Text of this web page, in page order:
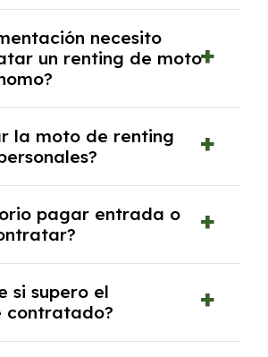
rápida» suelen estar
Otros modelos pueden
según el fabricante.
para información
necesito
un renting de moto
tu DNI, modelo 130 e
Nosotros gestionamos todo
correspondientes para
la moto de renting
laborales como personales,
utilidad día a día.
pagar entrada o
todos los servicios, aunque
financiero, podría solicitarse
si supero el
contratado?